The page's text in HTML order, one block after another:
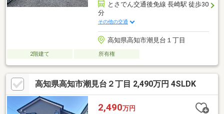
とさでん交通後免線 長崎駅 徒歩30
分
その他の交通
高知県高知市潮見台１丁目
2階建て 所有権
高知県高知市潮見台２丁目 2,490万円 4SLDK
2,490万円